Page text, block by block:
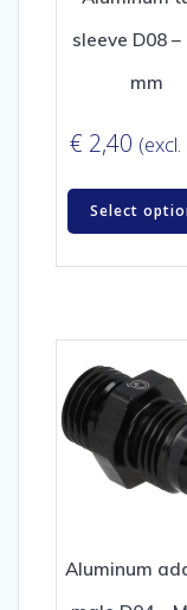
sleeve D08 –
mm
€ 2,40
Select
Aluminum